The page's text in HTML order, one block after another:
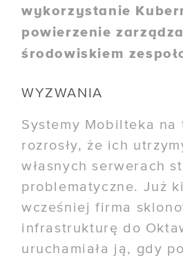
wykorzystanie
powierzenie
środowiskiem
WYZWANIA
Systemy Mobilteka na
rozrosły, że ich
własnych serwerach
problematyczne. Już
wcześniej firma
infrastrukturę do
uruchamiała ją, gdy